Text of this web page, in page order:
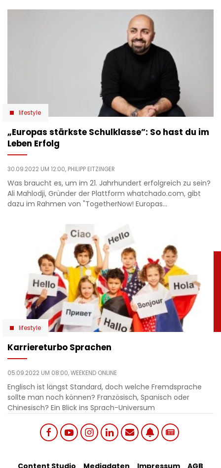
lifestyle
„Europas stärkste Schulklasse”: So hast du im
Leben Erfolg
30.09.2022 UM 12:00, PHILIPP EITZINGER
Was braucht es, um im 21. Jahrhundert erfolgreich zu sein?
Ali Mahlodji, Gründer der Plattform whatchado.com, gibt
dazu im Rahmen von "TogetherNow! Europas…
lifestyle
Karriereturbo Sprachen
05.09.2022 UM 08:00,WEEKEND ONLINE
Englisch ist längst Standard, doch welche Fremdsprache
sollte man noch können? Französisch, Spanisch oder
Chinesisch? Ein Blick ins Sprach-Universum